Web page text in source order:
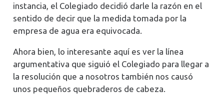
instancia, el Colegiado decidió darle la razón en el
sentido de decir que la medida tomada por la
empresa de agua era equivocada.
Ahora bien, lo interesante aquí es ver la línea
argumentativa que siguió el Colegiado para llegar a
la resolución que a nosotros también nos causó
unos pequeños quebraderos de cabeza.